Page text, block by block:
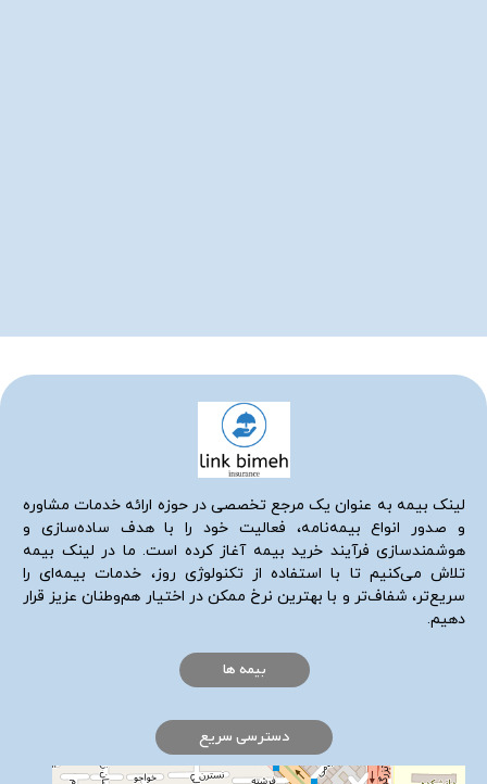
لینک بیمه به عنوان یک مرجع تخصصی در حوزه ارائه خدمات مشاوره
و صدور انواع بیمه‌نامه، فعالیت خود را با هدف ساده‌سازی و
هوشمندسازی فرآیند خرید بیمه آغاز کرده است. ما در لینک بیمه
تلاش می‌کنیم تا با استفاده از تکنولوژی روز، خدمات بیمه‌ای را
سریع‌تر، شفاف‌تر و با بهترین نرخ ممکن در اختیار هم‌وطنان عزیز قرار
دهیم.
بیمه ها
دسترسی سریع